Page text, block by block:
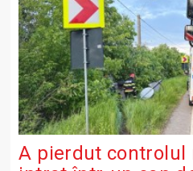
A pierdut controlul